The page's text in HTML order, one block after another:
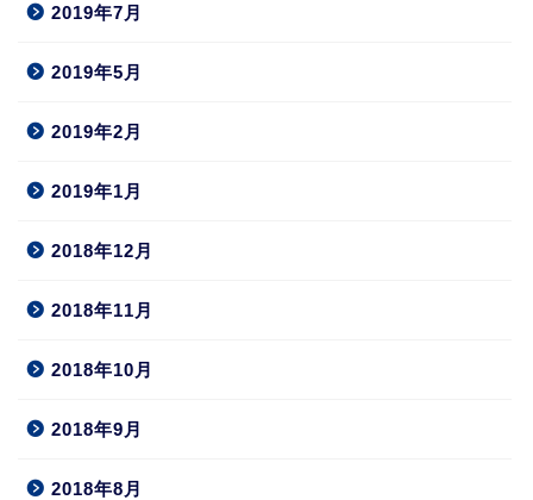
2019年7月
2019年5月
2019年2月
2019年1月
2018年12月
2018年11月
2018年10月
2018年9月
2018年8月